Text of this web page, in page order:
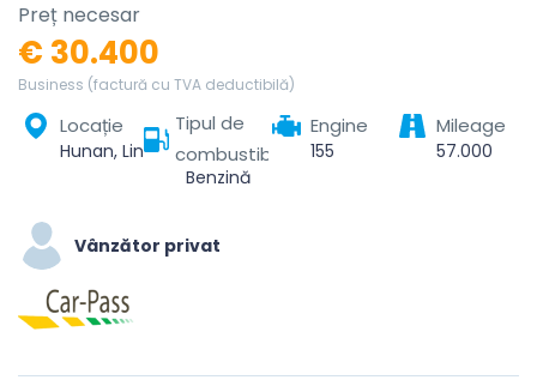
Preț necesar
€ 30.400
Business (factură cu TVA deductibilă)
Locație
Hunan, Linchuan District, Fuzhou City, Jiangxi, China
Tipul de
combustibil
Benzină
Engine
155
Mileage
57.000
Vânzător privat